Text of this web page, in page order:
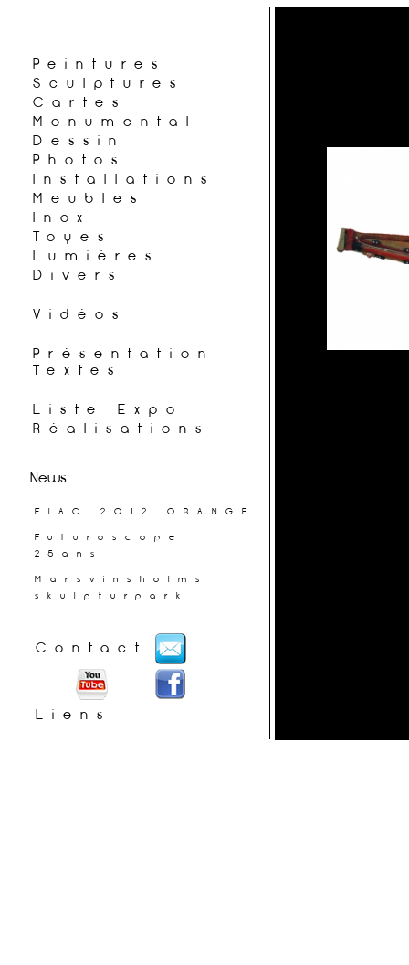
Peintures
Sculptures
Cartes
Monumental
Dessin
Photos
Installations
Meubles
Inox
Toyes
Lumières
Divers
Vidéos
Présentation
Textes
Liste Expo
Réalisations
News
FIAC 2012 ORANGE
Futuroscope
25ans
Marsvinsholms
skulpturpark
Contact
Liens